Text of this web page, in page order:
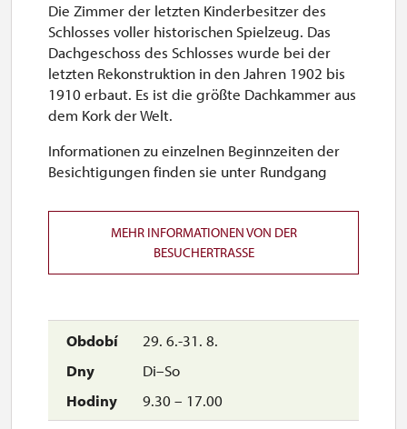
29. 6.-31. 8.
Di–So
9.30 – 17.00
Die Zimmer der letzten Kinderbesitzer des
Schlosses voller historischen Spielzeug. Das
Dachgeschoss des Schlosses wurde bei der
letzten Rekonstruktion in den Jahren 1902 bis
1910 erbaut. Es ist die größte Dachkammer aus
dem Kork der Welt.
Informationen zu einzelnen Beginnzeiten der
Besichtigungen finden sie unter Rundgang
MEHR INFORMATIONEN VON DER
BESUCHERTRASSE